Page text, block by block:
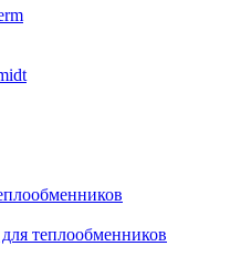
теплообменников